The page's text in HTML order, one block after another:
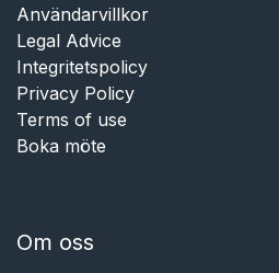
Användarvillkor
Legal Advice
Integritetspolicy
Privacy Policy
Terms of use
Boka möte
Om oss